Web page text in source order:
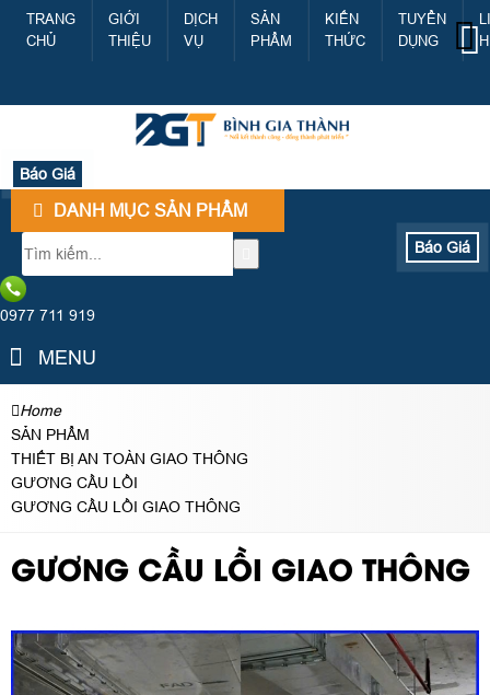
TRANG
CHỦ
GIỚI
THIỆU
DỊCH
VỤ
SẢN
PHẨM
KIẾN
THỨC
TUYỂN
DỤNG
Báo Giá
DANH MỤC SẢN PHẨM
Báo Giá
0977 711 919
MENU
Home
SẢN PHẨM
THIẾT BỊ AN TOÀN GIAO THÔNG
GƯƠNG CẦU LỒI
GƯƠNG CẦU LỒI GIAO THÔNG
GƯƠNG CẦU LỒI GIAO THÔNG